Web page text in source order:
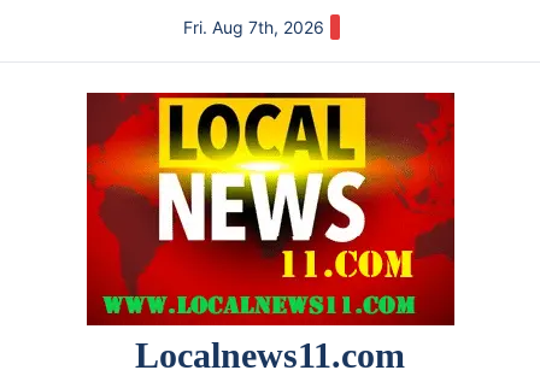
Fri. Aug 7th, 2026
Localnews11.com